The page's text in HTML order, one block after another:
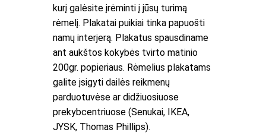
kurį galėsite įrėminti į jūsų turimą
rėmelį. Plakatai puikiai tinka papuošti
namų interjerą. Plakatus spausdiname
ant aukštos kokybės tvirto matinio
200gr. popieriaus. Rėmelius plakatams
galite įsigyti dailės reikmenų
parduotuvėse ar didžiuosiuose
prekybcentriuose (Senukai, IKEA,
JYSK, Thomas Phillips).